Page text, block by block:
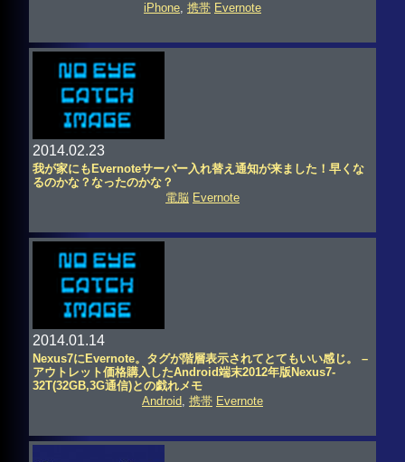
iPhone, 携帯 Evernote
2014.02.23
我が家にもEvernoteサーバー入れ替え通知が来ました！早くな
るのかな？なったのかな？
電脳 Evernote
2014.01.14
Nexus7にEvernote。タグが階層表示されてとてもいい感じ。 –
アウトレット価格購入したAndroid端末2012年版Nexus7-
32T(32GB,3G通信)との戯れメモ
Android, 携帯 Evernote